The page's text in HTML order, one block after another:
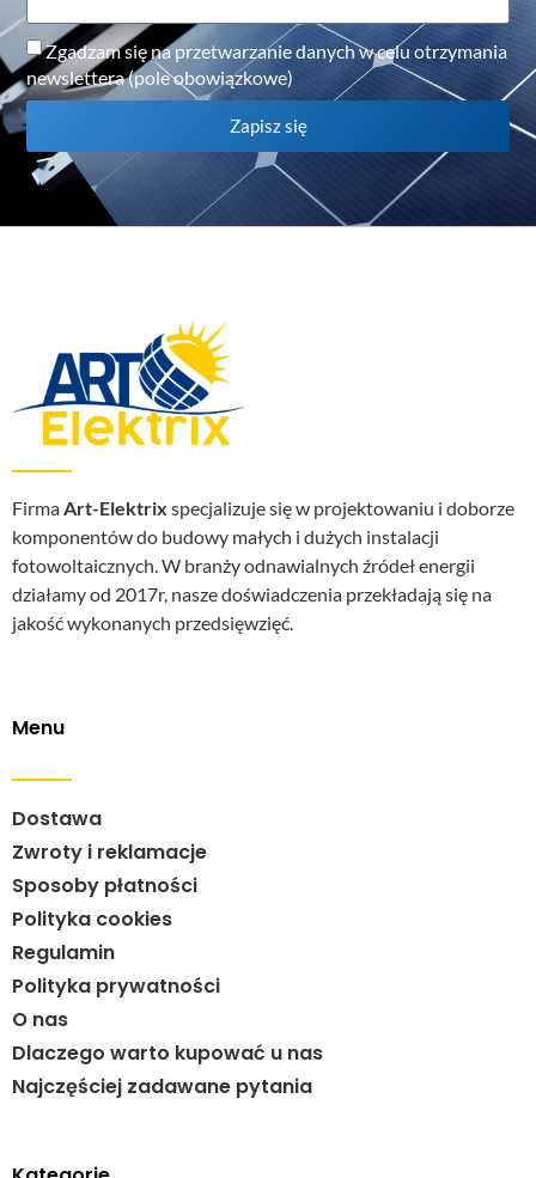
Zgadzam się na przetwarzanie danych w celu otrzymania
newslettera (pole obowiązkowe)
Zapisz się
FirmaArt-Elektrix specjalizuje się w projektowaniu i doborze
komponentów do budowy małych i dużych instalacji
fotowoltaicznych. W branży odnawialnych źródeł energii
działamy od 2017r, nasze doświadczenia przekładają się na
jakość wykonanych przedsięwzięć.
Menu
Dostawa
Zwroty i reklamacje
Sposoby płatności
Polityka cookies
Regulamin
Polityka prywatności
O nas
Dlaczego warto kupować u nas
Najczęściej zadawane pytania